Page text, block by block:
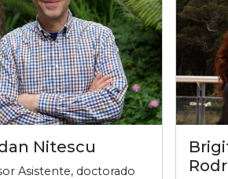
Nitescu
Asistente, doctorado